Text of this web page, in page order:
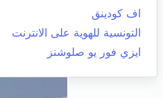
اف كودينق
التونسية للهوية على الانترنت
ايزي فور يو صلوشنز